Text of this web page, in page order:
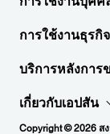
การใช้งานธุรกิจ
บริการหลังการ
เกี่ยวกับเอปสัน
Copyright © 2026 ส